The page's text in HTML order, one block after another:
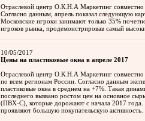
Отраслевой центр О.К.Н.А Маркетинг
Согласно данным, апрель показал следующую
Московские игроки занимают только 35%
игроков рынка, продемонстрировав самый
10/05/2017
Цены на пластиковые окна в апреле 2017
Отраслевой центр О.К.Н.А Маркетинг
по всем регионам России. Согласно данным
пластиковые окна в среднем на +7%. Такая
последнего вызвано ростом цен на основное
(ПВХ-С), которые дорожают с начала 2017 года.
проявляют большую покупательскую активность.